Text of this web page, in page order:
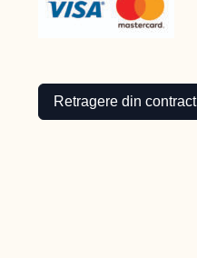
Retragere din contract